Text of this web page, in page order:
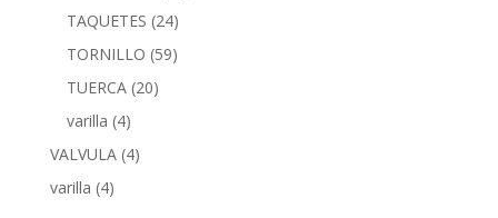
TAQUETES (24)
TORNILLO (59)
TUERCA (20)
varilla (4)
VALVULA (4)
varilla (4)